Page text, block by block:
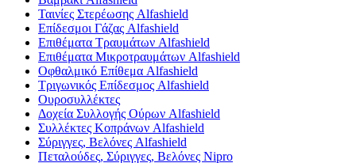
Ταινίες Στερέωσης Alfashield
Επίδεσμοι Γάζας Alfashield
Επιθέματα Τραυμάτων Alfashield
Επιθέματα Μικροτραυμάτων Alfashield
Οφθαλμικό Eπίθεμα Alfashield
Τριγωνικός Επίδεσμος Alfashield
Ουροσυλλέκτες
Δοχεία Συλλογής Ούρων Alfashield
Συλλέκτες Κοπράνων Alfashield
Σύριγγες, Βελόνες Alfashield
Πεταλούδες, Σύριγγες, Βελόνες Nipro